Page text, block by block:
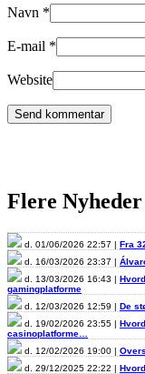
Navn *
E-mail *
Website
Flere Nyheder
d. 01/06/2026 22:57 | Fra
d. 16/03/2026 23:37 |
d. 13/03/2026 16:43 |
gamingplatforme
d. 12/03/2026 12:59 | De
d. 19/02/2026 23:55 |
casinoplatforme…
d. 12/02/2026 19:00 |
d. 29/12/2025 22:22 |